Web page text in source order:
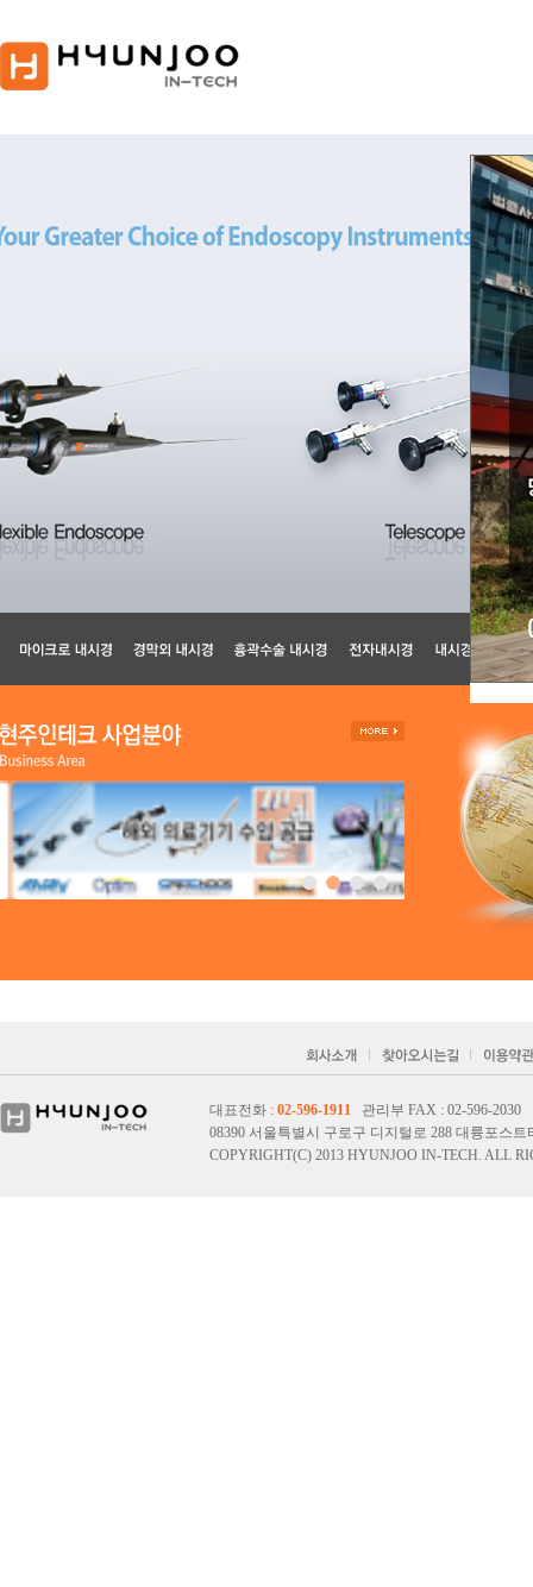
대표전화 : 02-596-1911 관리부 FAX : 02-596-2030
08390 서울특별시 구로구 디지털로 288 대륭포스트
COPYRIGHT(C) 2013 HYUNJOO IN-TECH. ALL